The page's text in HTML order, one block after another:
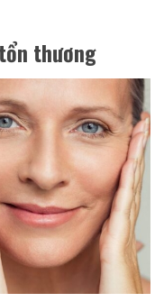
thương